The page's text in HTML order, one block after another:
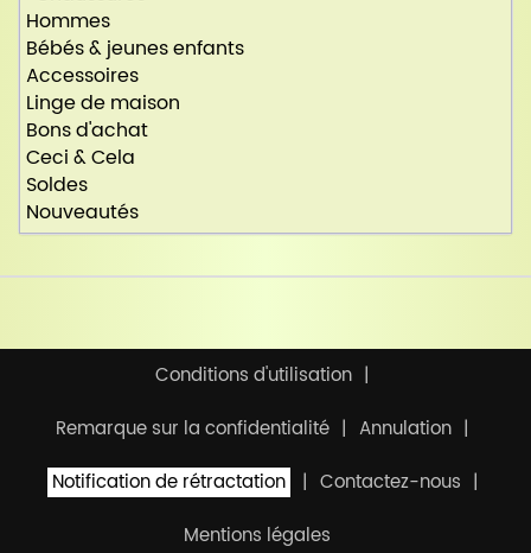
Hommes
Bébés & jeunes enfants
Accessoires
Linge de maison
Bons d'achat
Ceci & Cela
Soldes
Nouveautés
Conditions d'utilisation
Remarque sur la confidentialité
Annulation
Notification de rétractation
Contactez-nous
Mentions légales